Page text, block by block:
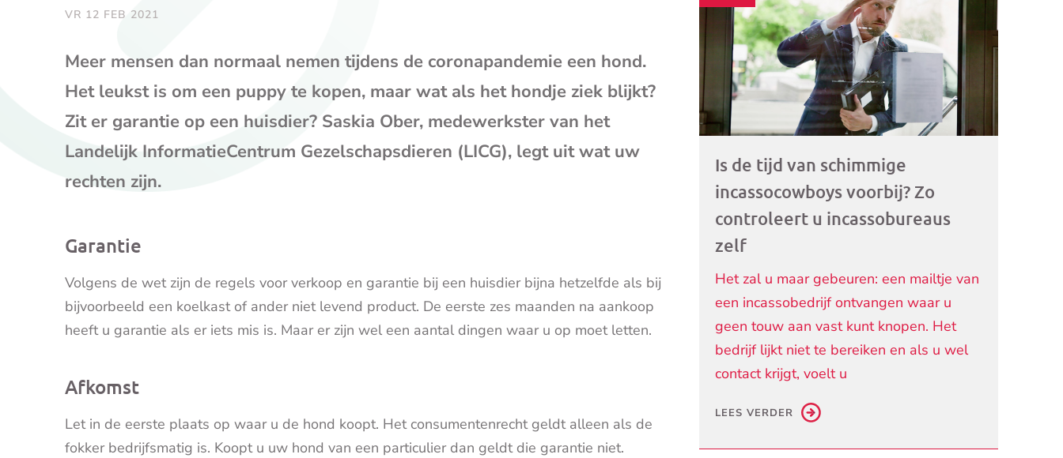
mailprogramma)
VR 12 FEB 2021
Meer mensen dan normaal nemen tijdens de coronapandemie een hond.
Het leukst is om een puppy te kopen, maar wat als het hondje ziek blijkt?
Zit er garantie op een huisdier? Saskia Ober, medewerkster van het
Landelijk InformatieCentrum Gezelschapsdieren (LICG), legt uit wat uw
rechten zijn.
Garantie
Volgens de wet zijn de regels voor verkoop en garantie bij een huisdier bijna hetzelfde als bij
bijvoorbeeld een koelkast of ander niet levend product. De eerste zes maanden na aankoop
heeft u garantie als er iets mis is. Maar er zijn wel een aantal dingen waar u op moet letten.
Afkomst
Let in de eerste plaats op waar u de hond koopt. Het consumentenrecht geldt alleen als de
fokker bedrijfsmatig is. Koopt u uw hond van een particulier dan geldt die garantie niet.
Is de tijd van schimmige
incassocowboys voorbij? Zo
controleert u incassobureaus
zelf
Het zal u maar gebeuren: een mailtje van
een incassobedrijf ontvangen waar u
geen touw aan vast kunt knopen. Het
bedrijf lijkt niet te bereiken en als u wel
contact krijgt, voelt u
LEES VERDER